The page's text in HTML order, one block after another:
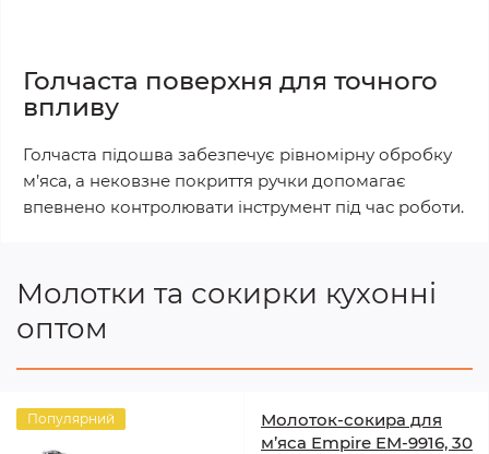
Голчаста поверхня для точного
впливу
Голчаста підошва забезпечує рівномірну обробку
м’яса, а нековзне покриття ручки допомагає
впевнено контролювати інструмент під час роботи.
Молотки та сокирки кухонні
оптом
Популярний
Молоток-сокира для
м’яса Empire EM-9916, 30